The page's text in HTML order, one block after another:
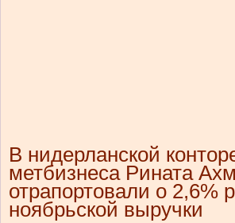
В нидерланской
метбизнеса Рината
отрапортовали о 2,6%
ноябрьской выручки